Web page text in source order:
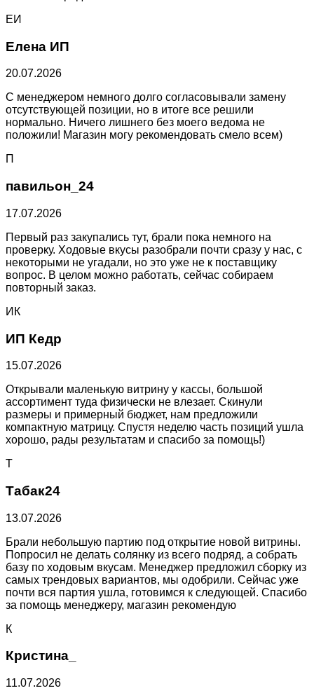
ЕИ
Елена ИП
20.07.2026
С менеджером немного долго согласовывали замену
отсутствующей позиции, но в итоге все решили
нормально. Ничего лишнего без моего ведома не
положили! Магазин могу рекомендовать смело всем)
П
павильон_24
17.07.2026
Первый раз закупались тут, брали пока немного на
проверку. Ходовые вкусы разобрали почти сразу у нас, с
некоторыми не угадали, но это уже не к поставщику
вопрос. В целом можно работать, сейчас собираем
повторный заказ.
ИК
ИП Кедр
15.07.2026
Открывали маленькую витрину у кассы, большой
ассортимент туда физически не влезает. Скинули
размеры и примерный бюджет, нам предложили
компактную матрицу. Спустя неделю часть позиций ушла
хорошо, рады результатам и спасибо за помощь!)
Т
Табак24
13.07.2026
Брали небольшую партию под открытие новой витрины.
Попросил не делать солянку из всего подряд, а собрать
базу по ходовым вкусам. Менеджер предложил сборку из
самых трендовых вариантов, мы одобрили. Сейчас уже
почти вся партия ушла, готовимся к следующей. Спасибо
за помощь менеджеру, магазин рекомендую
К
Кристина_
11.07.2026